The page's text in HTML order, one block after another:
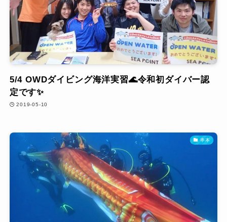
5/4 OWDダイビング海洋実習🌊令和初ダイバー認
定です✨
2019-05-10
串本